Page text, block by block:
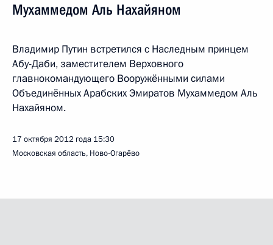
Мухаммедом Аль Нахайяном
Владимир Путин встретился с Наследным принцем
Абу-Даби, заместителем Верховного
главнокомандующего Вооружёнными силами
Объединённых Арабских Эмиратов Мухаммедом Аль
Нахайяном.
17 октября 2012 года 15:30
Московская область, Ново-Огарёво